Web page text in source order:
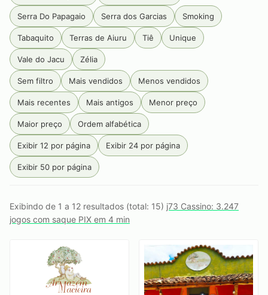
Serra Do Papagaio Serra dos Garcias Smoking
Tabaquito Terras de Aiuru Tiê Unique
Vale do Jacu Zélia
Sem filtro Mais vendidos Menos vendidos
Mais recentes Mais antigos Menor preço
Maior preço Ordem alfabética
Exibir 12 por página Exibir 24 por página
Exibir 50 por página
Exibindo de 1 a 12 resultados (total: 15) j73 Cassino: 3.247
jogos com saque PIX em 4 min